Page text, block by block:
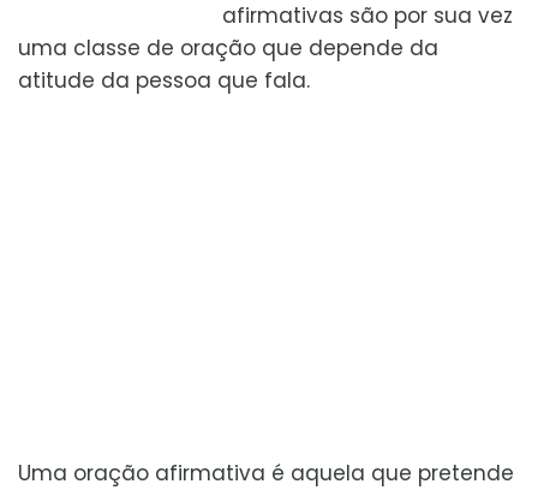
afirmativas são por sua vez
uma classe de oração que depende da
atitude da pessoa que fala.
Uma oração afirmativa é aquela que pretende